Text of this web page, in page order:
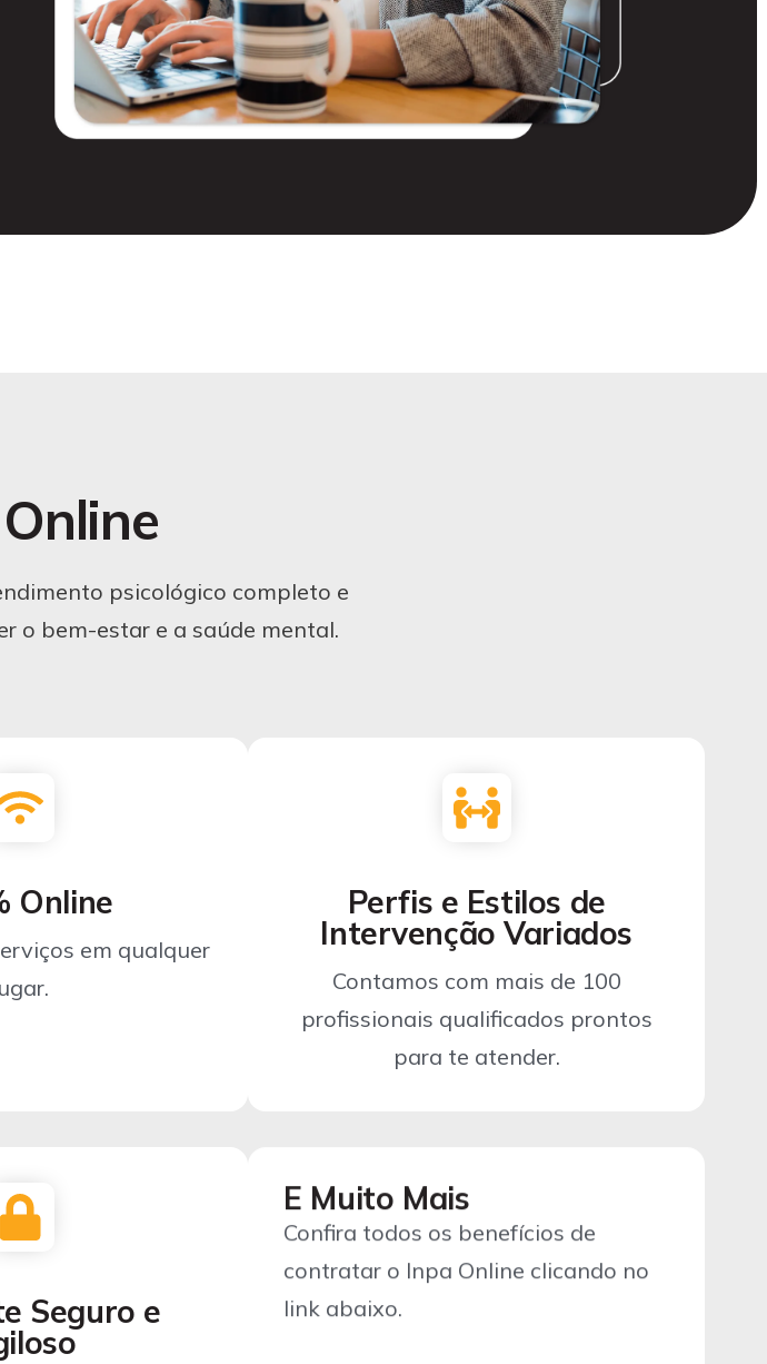
psicológico completo e
o bem-estar e a saúde mental.
Online
em qualquer
Perfis e Estilos de
Intervenção Variados
Contamos com mais de 100
profissionais qualificados prontos
para te atender.
Seguro e
E Muito Mais
Confira todos os benefícios de
contratar o Inpa Online clicando no
link abaixo.